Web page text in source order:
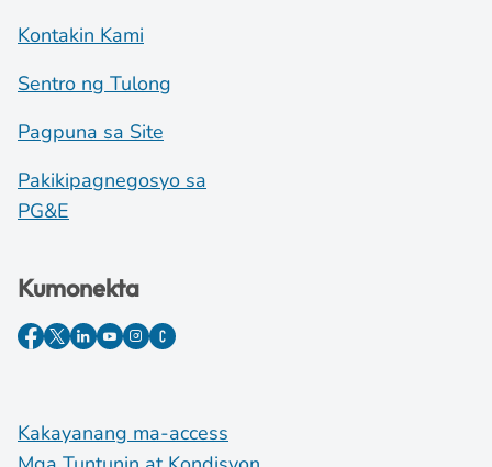
Kontakin Kami
Sentro ng Tulong
Pagpuna sa Site
Pakikipagnegosyo sa
PG&E
Kumonekta
Kakayanang ma-access